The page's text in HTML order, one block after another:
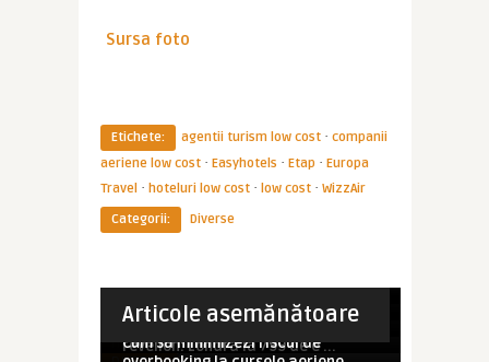
Sursa foto
Etichete: agentii turism low cost· companii
aeriene low cost· Easyhotels · Etap · Europa
Travel· hoteluri low cost· low cost· WizzAir
Categorii:
Diverse
Articole asemănătoare
CHINA
DIVERSE
ATENTIUNE NATIUNE: Mari reduceri
la Europa Travel pentru ...
Incepe Targul de Turism! Europa
Imperator
Europa Travel, cu oferte de
revelion: Londra la 799 de e ...
Imperator
Cum sa minimizezi riscul de